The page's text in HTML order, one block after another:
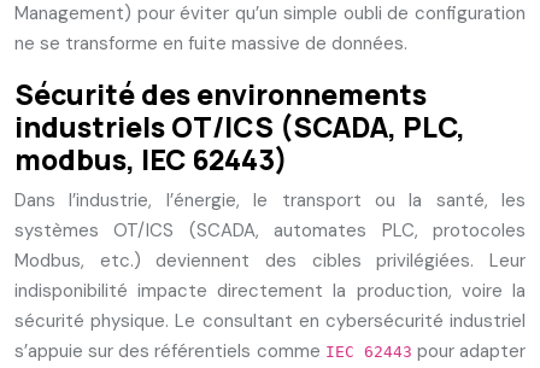
Management) pour éviter qu’un simple oubli de configuration
ne se transforme en fuite massive de données.
Sécurité des environnements
industriels OT/ICS (SCADA, PLC,
modbus, IEC 62443)
Dans l’industrie, l’énergie, le transport ou la santé, les
systèmes OT/ICS (SCADA, automates PLC, protocoles
Modbus, etc.) deviennent des cibles privilégiées. Leur
indisponibilité impacte directement la production, voire la
sécurité physique. Le consultant en cybersécurité industriel
s’appuie sur des référentiels comme IEC 62443 pour adapter